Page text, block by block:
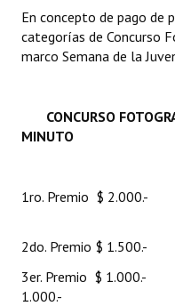
Huéspedes de Honor -
Antiguos Pobladores -
Bariloche, Municipio
REFORMA DE LA CARTA
En concepto de pago de
categorías de Concurso
marco Semana de la
CONCURSO
MINUTO
1ro. Premio $
2do. Premio $
3er. Premio $
1.000.-